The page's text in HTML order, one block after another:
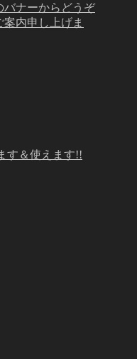
バナーからどうぞ
内申し上げま
す＆使えます!!